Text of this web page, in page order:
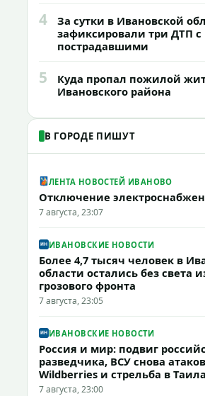
4
За сутки в Ивановской
зафиксировали три ДТП с
пострадавшими
5
Куда пропал пожилой
Ивановского района
В ГОРОДЕ ПИШУТ
ЛЕНТА НОВОСТЕЙ ИВАНОВО
Отключение
7 августа, 23:07
ИВАНОВСКИЕ НОВОСТИ
Более 4,7 тысяч человек в
области остались без света
грозового фронта
7 августа, 23:05
ИВАНОВСКИЕ НОВОСТИ
Россия и мир: подвиг
разведчика, ВСУ снова
Wildberries и стрельба в
7 августа, 23:00